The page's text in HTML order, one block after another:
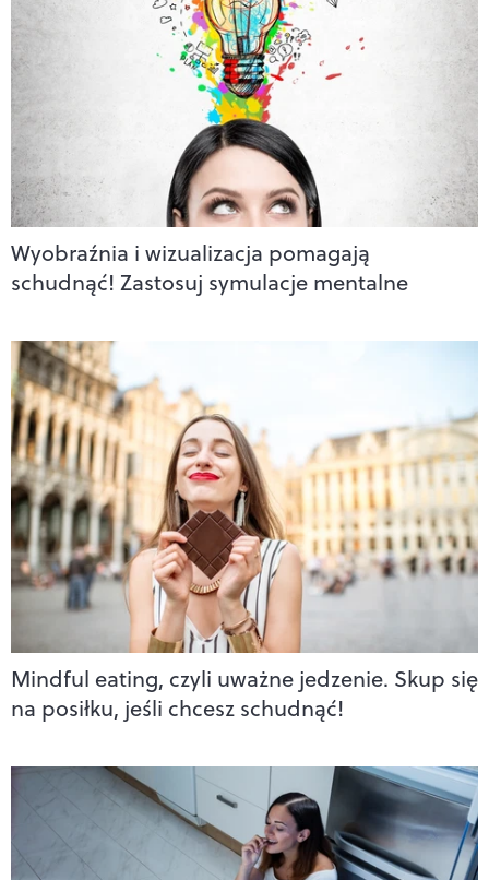
Wyobraźnia i wizualizacja pomagają
schudnąć! Zastosuj symulacje mentalne
Mindful eating, czyli uważne jedzenie. Skup się
na posiłku, jeśli chcesz schudnąć!